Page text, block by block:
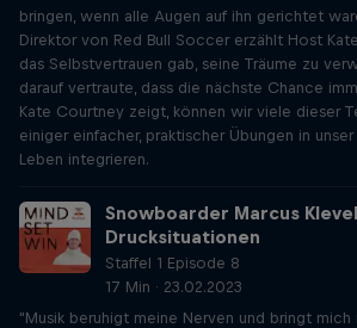
bringen, wenn alle Augen auf ihn gerichtet
Direktor von Red Bull Soccer erzählt Host
das Selbstvertrauen gab, seine Träume zu
darauf vertraute, dass die nächste Chance
Kate Courtney zeigt, können wir viele dieser
einiger einfacher, praktischer Übungen in
Leben integrieren.
Snowboarder Marcus
Drucksituationen
Staffel 1 Episode 8
17 Min · 23.02.2023
"Musik beruhigt meine Nerven und bringt mich